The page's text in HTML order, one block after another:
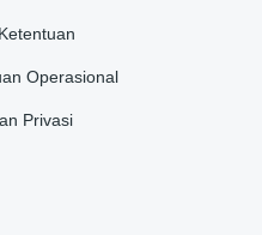
Operasional
Privasi